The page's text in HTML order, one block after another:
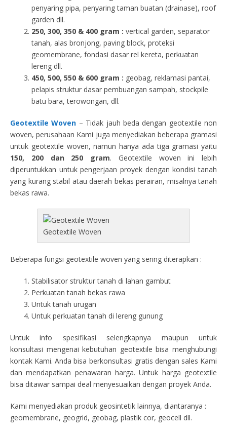
penyaring pipa, penyaring taman buatan (drainase), roof
garden dll.
250, 300, 350 & 400 gram : vertical garden, separator
tanah, alas bronjong, paving block, proteksi
geomembrane, fondasi dasar rel kereta, perkuatan
lereng dll.
450, 500, 550 & 600 gram : geobag, reklamasi pantai,
pelapis struktur dasar pembuangan sampah, stockpile
batu bara, terowongan, dll.
Geotextile Woven – Tidak jauh beda dengan geotextile non
woven, perusahaan Kami juga menyediakan beberapa gramasi
untuk geotextile woven, namun hanya ada tiga gramasi yaitu
150, 200 dan 250 gram. Geotextile woven ini lebih
diperuntukkan untuk pengerjaan proyek dengan kondisi tanah
yang kurang stabil atau daerah bekas perairan, misalnya tanah
bekas rawa.
Geotextile Woven
Beberapa fungsi geotextile woven yang sering diterapkan :
Stabilisator struktur tanah di lahan gambut
Perkuatan tanah bekas rawa
Untuk tanah urugan
Untuk perkuatan tanah di lereng gunung
Untuk info spesifikasi selengkapnya maupun untuk
konsultasi mengenai kebutuhan geotextile bisa menghubungi
kontak Kami. Anda bisa berkonsultasi gratis dengan sales Kami
dan mendapatkan penawaran harga. Untuk harga geotextile
bisa ditawar sampai deal menyesuaikan dengan proyek Anda.
Kami menyediakan produk geosintetik lainnya, diantaranya :
geomembrane, geogrid, geobag, plastik cor, geocell dll.